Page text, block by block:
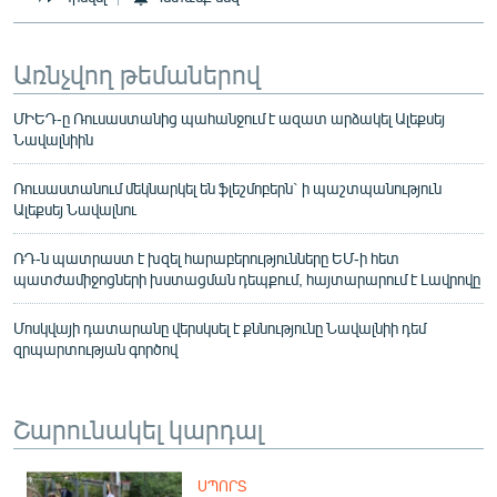
Առնչվող թեմաներով
ՄԻԵԴ-ը Ռուսաստանից պահանջում է ազատ արձակել Ալեքսեյ
Նավալնիին
Ռուսաստանում մեկնարկել են ֆլեշմոբերն` ի պաշտպանություն
Ալեքսեյ Նավալնու
ՌԴ-ն պատրաստ է խզել հարաբերությունները ԵՄ-ի հետ
պատժամիջոցների խստացման դեպքում, հայտարարում է Լավրովը
Մոսկվայի դատարանը վերսկսել է քննությունը Նավալնիի դեմ
զրպարտության գործով
Շարունակել կարդալ
ՍՊՈՐՏ